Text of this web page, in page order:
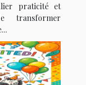
praticité et
transformer